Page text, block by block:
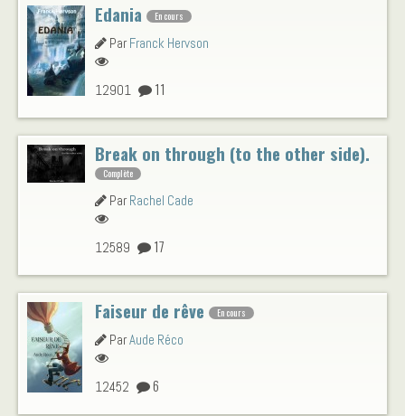
Edania En cours
ParFranck Hervson
12901 11
Break on through (to the other side).
Complète
ParRachel Cade
12589 17
Faiseur de rêve En cours
ParAude Réco
12452 6